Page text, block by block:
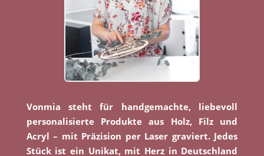
Vonmia steht für handgemachte, liebevoll
personalisierte Produkte aus Holz, Filz und
Acryl – mit Präzision per Laser graviert. Jedes
Stück ist ein Unikat, mit Herz in Deutschland